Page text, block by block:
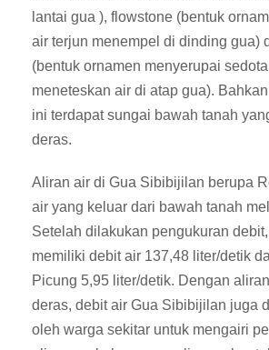
lantai gua ), flowstone (bentuk
air terjun menempel di dinding gua)
(bentuk ornamen menyerupai
meneteskan air di atap gua).
ini terdapat sungai bawah tanah
deras.
Aliran air di Gua Sibibijilan berupa
air yang keluar dari bawah tanah
Setelah dilakukan pengukuran
memiliki debit air 137,48 liter/detik
Picung 5,95 liter/detik. Dengan
deras, debit air Gua Sibibijilan juga
oleh warga sekitar untuk mengairi